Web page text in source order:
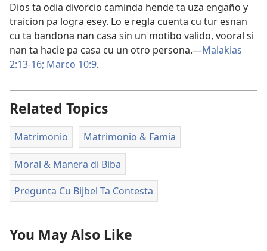
Dios ta odia divorcio caminda hende ta uza engaño y
traicion pa logra esey. Lo e regla cuenta cu tur esnan
cu ta bandona nan casa sin un motibo valido, vooral si
nan ta hacie pa casa cu un otro persona.—Malakias
2:13-16; Marco 10:9.
Related Topics
Matrimonio Matrimonio & Famia
Moral & Manera di Biba
Pregunta Cu Bijbel Ta Contesta
You May Also Like